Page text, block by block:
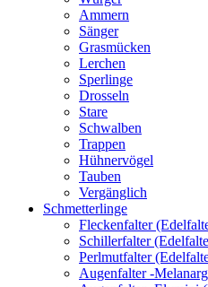
Ammern
Sänger
Grasmücken
Lerchen
Sperlinge
Drosseln
Stare
Schwalben
Trappen
Hühnervögel
Tauben
Vergänglich
Schmetterlinge
Fleckenfalter
Schillerfalter
Perlmutfalter
Augenfalter -